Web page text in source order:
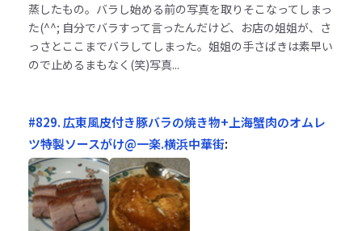
蒸したもの。バラし始める前の写真を取りそこなってしまっ
た(^^; 自分でバラすって言ったんだけど、お店の姐姐が、さ
っさとここまでバラしてしまった。姐姐の手さばきは素早い
ので止めるまもなく(笑)写真...
#829. 広東風皮付き豚バラの焼き物+上海蟹肉のオムレ
ツ特製ソースがけ@一楽.横浜中華街: